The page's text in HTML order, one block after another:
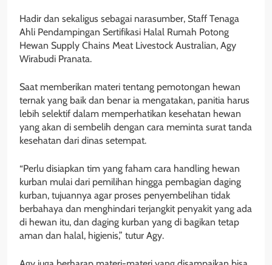
Hadir dan sekaligus sebagai narasumber, Staff Tenaga
Ahli Pendampingan Sertifikasi Halal Rumah Potong
Hewan Supply Chains Meat Livestock Australian, Agy
Wirabudi Pranata.
Saat memberikan materi tentang pemotongan hewan
ternak yang baik dan benar ia mengatakan, panitia harus
lebih selektif dalam memperhatikan kesehatan hewan
yang akan di sembelih dengan cara meminta surat tanda
kesehatan dari dinas setempat.
“Perlu disiapkan tim yang faham cara handling hewan
kurban mulai dari pemilihan hingga pembagian daging
kurban, tujuannya agar proses penyembelihan tidak
berbahaya dan menghindari terjangkit penyakit yang ada
di hewan itu, dan daging kurban yang di bagikan tetap
aman dan halal, higienis,” tutur Agy.